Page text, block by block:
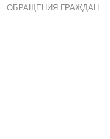
ОБРАЩЕНИЯ ГРАЖДАН